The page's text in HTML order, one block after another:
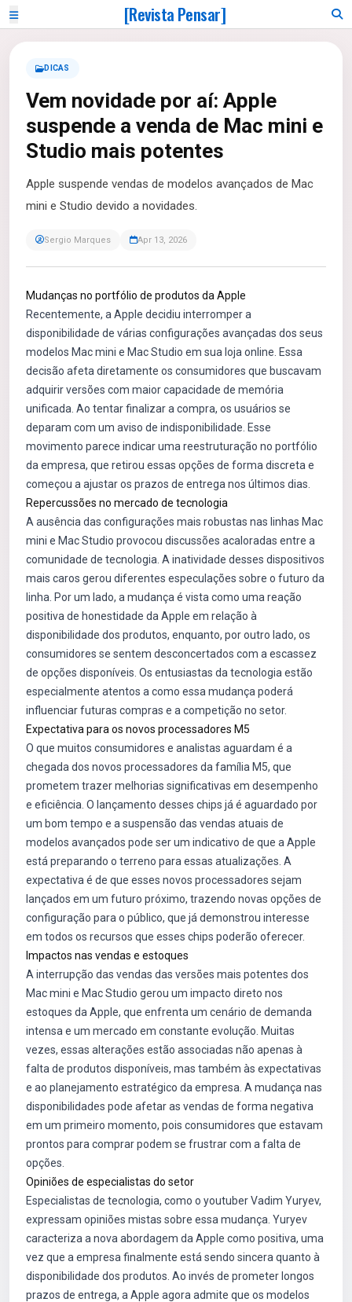
[Revista Pensar]
DICAS
Vem novidade por aí: Apple
suspende a venda de Mac mini e
Studio mais potentes
Apple suspende vendas de modelos avançados de Mac
mini e Studio devido a novidades.
Sergio Marques Apr 13, 2026
Mudanças no portfólio de produtos da Apple
Recentemente, a Apple decidiu interromper a
disponibilidade de várias configurações avançadas dos seus
modelos Mac mini e Mac Studio em sua loja online. Essa
decisão afeta diretamente os consumidores que buscavam
adquirir versões com maior capacidade de memória
unificada. Ao tentar finalizar a compra, os usuários se
deparam com um aviso de indisponibilidade. Esse
movimento parece indicar uma reestruturação no portfólio
da empresa, que retirou essas opções de forma discreta e
começou a ajustar os prazos de entrega nos últimos dias.
Repercussões no mercado de tecnologia
A ausência das configurações mais robustas nas linhas Mac
mini e Mac Studio provocou discussões acaloradas entre a
comunidade de tecnologia. A inatividade desses dispositivos
mais caros gerou diferentes especulações sobre o futuro da
linha. Por um lado, a mudança é vista como uma reação
positiva de honestidade da Apple em relação à
disponibilidade dos produtos, enquanto, por outro lado, os
consumidores se sentem desconcertados com a escassez
de opções disponíveis. Os entusiastas da tecnologia estão
especialmente atentos a como essa mudança poderá
influenciar futuras compras e a competição no setor.
Expectativa para os novos processadores M5
O que muitos consumidores e analistas aguardam é a
chegada dos novos processadores da família M5, que
prometem trazer melhorias significativas em desempenho
e eficiência. O lançamento desses chips já é aguardado por
um bom tempo e a suspensão das vendas atuais de
modelos avançados pode ser um indicativo de que a Apple
está preparando o terreno para essas atualizações. A
expectativa é de que esses novos processadores sejam
lançados em um futuro próximo, trazendo novas opções de
configuração para o público, que já demonstrou interesse
em todos os recursos que esses chips poderão oferecer.
Impactos nas vendas e estoques
A interrupção das vendas das versões mais potentes dos
Mac mini e Mac Studio gerou um impacto direto nos
estoques da Apple, que enfrenta um cenário de demanda
intensa e um mercado em constante evolução. Muitas
vezes, essas alterações estão associadas não apenas à
falta de produtos disponíveis, mas também às expectativas
e ao planejamento estratégico da empresa. A mudança nas
disponibilidades pode afetar as vendas de forma negativa
em um primeiro momento, pois consumidores que estavam
prontos para comprar podem se frustrar com a falta de
opções.
Opiniões de especialistas do setor
Especialistas de tecnologia, como o youtuber Vadim Yuryev,
expressam opiniões mistas sobre essa mudança. Yuryev
caracteriza a nova abordagem da Apple como positiva, uma
vez que a empresa finalmente está sendo sincera quanto à
disponibilidade dos produtos. Ao invés de prometer longos
prazos de entrega, a Apple agora admite que os modelos